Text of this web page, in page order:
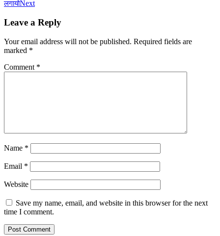
लगायोNext
Leave a Reply
Your email address will not be published. Required fields are
marked *
Comment *
Name *
Email *
Website
Save my name, email, and website in this browser for the next
time I comment.